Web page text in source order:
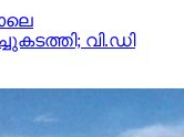
വി.ഡി